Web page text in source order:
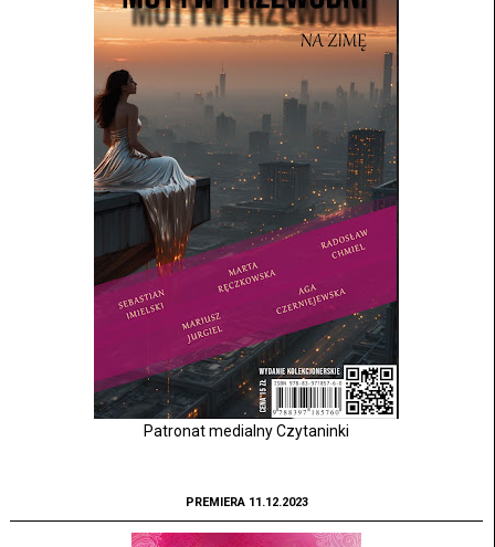
Patronat medialny Czytaninki
PREMIERA 11.12.2023